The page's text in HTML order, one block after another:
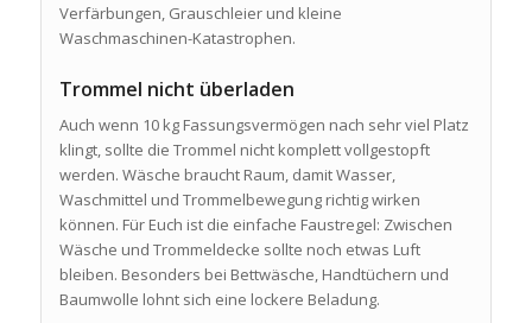
Verfärbungen, Grauschleier und kleine
Waschmaschinen-Katastrophen.
Trommel nicht überladen
Auch wenn 10 kg Fassungsvermögen nach sehr viel Platz
klingt, sollte die Trommel nicht komplett vollgestopft
werden. Wäsche braucht Raum, damit Wasser,
Waschmittel und Trommelbewegung richtig wirken
können. Für Euch ist die einfache Faustregel: Zwischen
Wäsche und Trommeldecke sollte noch etwas Luft
bleiben. Besonders bei Bettwäsche, Handtüchern und
Baumwolle lohnt sich eine lockere Beladung.